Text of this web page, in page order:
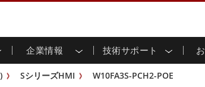
企業情報 技術サポート
産業用パネルPCおよびHMI
エネルギー、化学、ATEX
サステナビリティ
カスタマーサービスセンター
製品仕様変更のお知らせ
SシリーズHMI W10FA3S-PCH2-POE